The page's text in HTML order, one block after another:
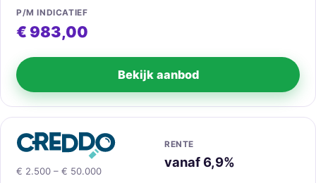
P/M INDICATIEF
€ 983,00
Bekijk aanbod
€ 2.500 – € 50.000
RENTE
vanaf 6,9%